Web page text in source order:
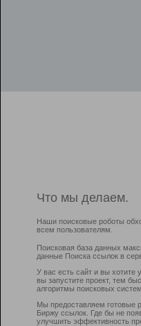
Что мы делаем.
Наши поисковые роботы
всем пользователям.
Поисковая база данных
данные Поиска ссылок в
У вас есть сайт и вы хотите
вы запустите проект, тем
алгоритмы поисковых
Мы предоставляем готовые
Биржу ссылок. Где бы не
улучшить эффективность